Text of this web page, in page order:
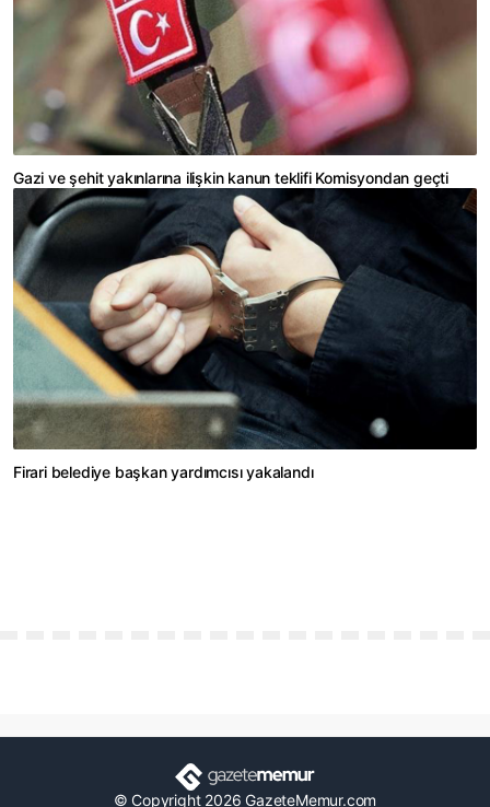
Gazi ve şehit yakınlarına ilişkin kanun teklifi Komisyondan geçti
Firari belediye başkan yardımcısı yakalandı
© Copyright 2026 GazeteMemur.com